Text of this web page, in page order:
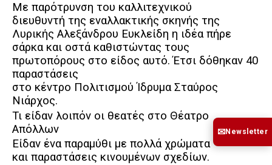
Με παρότρυνση του καλλιτεχνικού
διευθυντή της εναλλακτικής σκηνής της
Λυρικής Αλεξάνδρου Ευκλείδη η ιδέα πήρε
σάρκα και οστά καθιστώντας τους
πρωτοπόρους στο είδος αυτό. Έτσι δόθηκαν 40
παραστάσεις
στο κέντρο Πολιτισμού Ίδρυμα Σταύρος
Νιάρχος.
Τι είδαν λοιπόν οι θεατές στο Θέατρο
Απόλλων
Είδαν ένα παραμύθι με πολλά χρώματα
και παραστάσεις κινουμένων σχεδίων.
✉Newsletter